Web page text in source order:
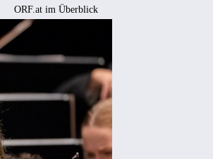
ORF.at im Überblick